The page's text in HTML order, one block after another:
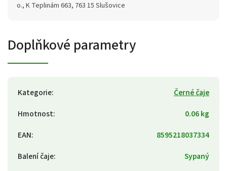
o., K Teplinám 663, 763 15 Slušovice
Doplňkové parametry
Kategorie:
Černé čaje
Hmotnost:
0.06 kg
EAN:
8595218037334
Balení čaje:
Sypaný